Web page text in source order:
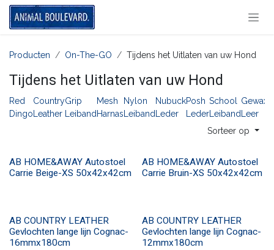
Overslaan naar inhoud
Producten On-The-GO Tijdens het Uitlaten van uw Hond
Tijdens het Uitlaten van uw Hond
Red
Dingo
Country
Leather
Grip
Leiband
Mesh
Harnas
Nylon
Leiband
Nubuck
Leder
Posh
Leder
School
Leiband
Gewaxt
Leer
Sorteer op
​​​AB HOME&AWAY Autostoel
Carrie Beige-XS 50x42x42cm
​​​AB HOME&AWAY Autostoel
Carrie Bruin-XS 50x42x42cm
AB COUNTRY LEATHER
Gevlochten lange lijn Cognac-
16mmx180cm
AB COUNTRY LEATHER
Gevlochten lange lijn Cognac-
12mmx180cm